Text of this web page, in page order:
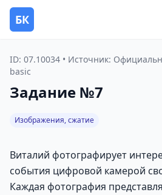
БК
ID: 07.10034 • Источник:
basic
Задание №7
Изображения, сжатие
Виталий фотографирует
события цифровой камерой
Каждая фотография